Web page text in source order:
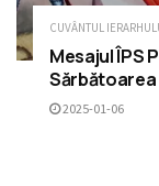
CUVÂNTUL
Mesajul ÎPS
Sărbătoarea
2025-01-06